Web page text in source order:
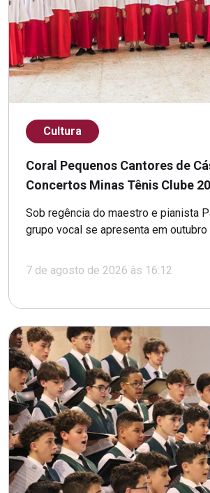
Cultura
Coral Pequenos Cantores de
Concertos Minas Tênis Clube
Sob regência do maestro e pianista
grupo vocal se apresenta em outubro
7 de agosto de 2026 às 16:12